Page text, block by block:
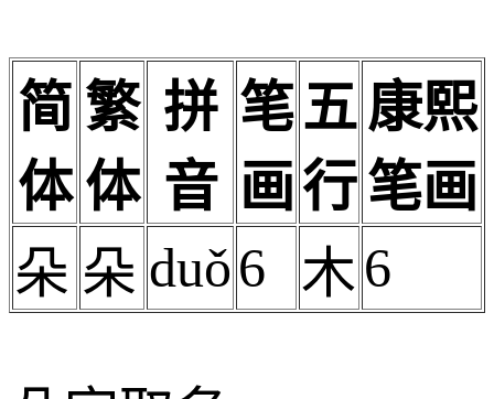
简
体
繁
体
拼
音
笔
画
五
行
康熙
笔画
朵 朵 duǒ6 木6